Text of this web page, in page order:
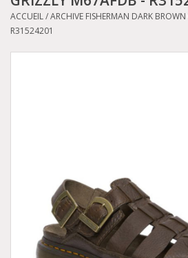
Birkenstock
Autres marques
ACCUEIL/ARCHIVE FISHERMAN DARK
R31524201